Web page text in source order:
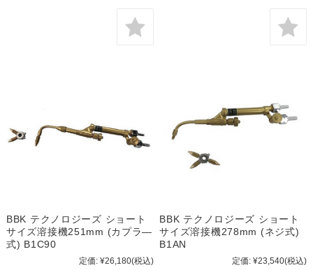
BBK テクノロジーズ ショート
サイズ溶接機251mm (カプラ―
式) B1C90
定価: ¥26,180(税込)
BBK テクノロジーズ ショート
サイズ溶接機278mm (ネジ式)
B1AN
定価: ¥23,540(税込)